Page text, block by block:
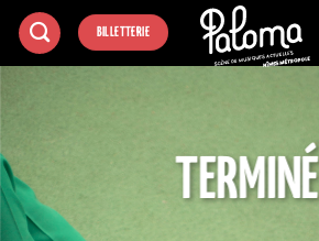
Passer
BILLETTERIE
TERMINÉ